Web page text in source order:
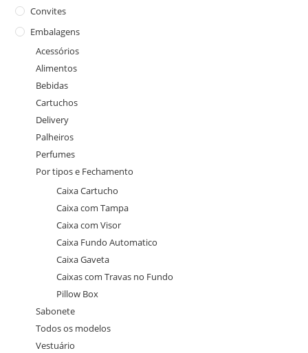
Convites
Embalagens
Acessórios
Alimentos
Bebidas
Cartuchos
Delivery
Palheiros
Perfumes
Por tipos e Fechamento
Caixa Cartucho
Caixa com Tampa
Caixa com Visor
Caixa Fundo Automatico
Caixa Gaveta
Caixas com Travas no Fundo
Pillow Box
Sabonete
Todos os modelos
Vestuário